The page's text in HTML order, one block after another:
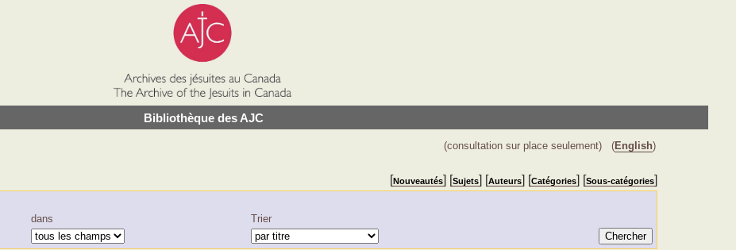
Bibliothèque des AJC
(consultation sur place seulement) (English)
[Nouveautés] [Sujets] [Auteurs] [Catégories] [Sous-catégories]
dans Trier